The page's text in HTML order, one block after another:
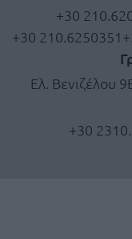
+30
+30 210.6250351
Ελ. Βενιζέλου
+30